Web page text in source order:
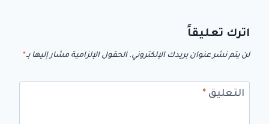
اترك تعليقاً
لن يتم نشر عنوان بريدك الإلكتروني. الحقول الإلزامية مشار إليها بـ*
التعليق *